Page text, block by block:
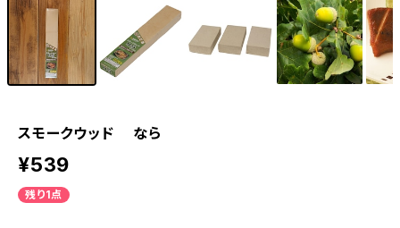
スモークウッド なら
¥539
残り1点